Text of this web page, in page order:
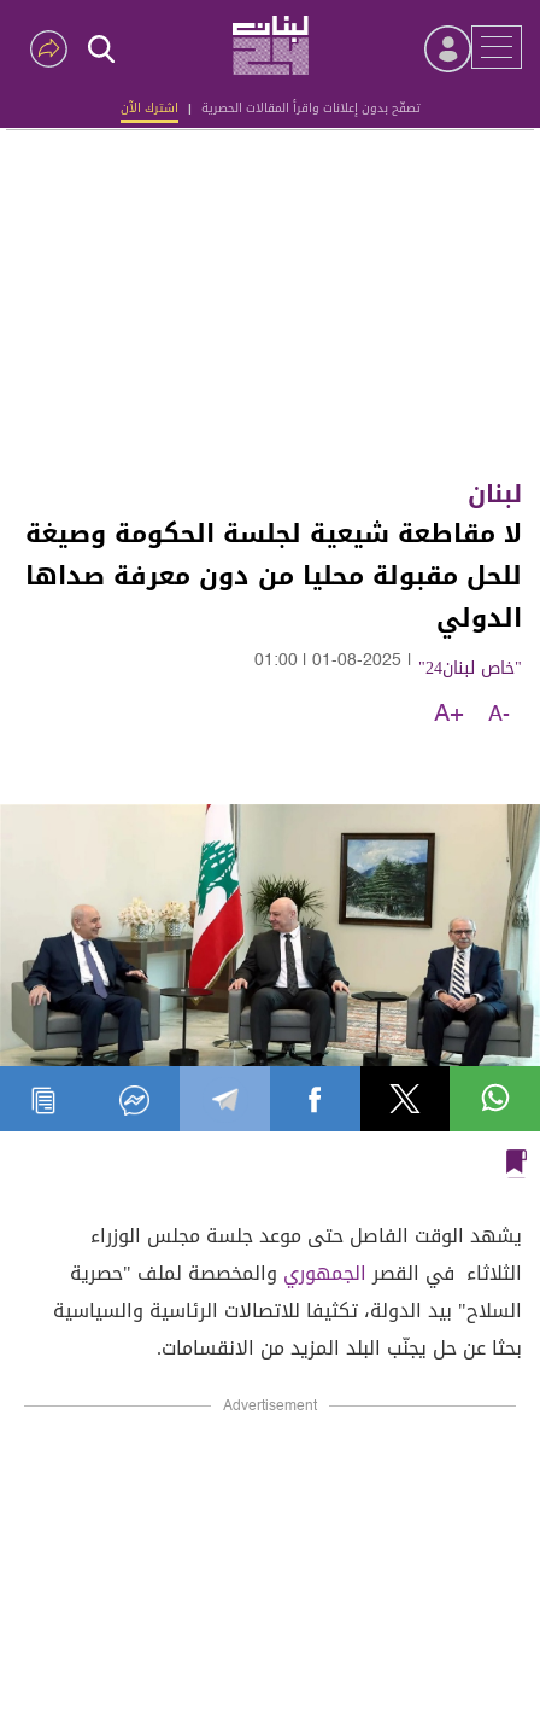
تصفّح بدون إعلانات واقرأ المقالات الحصرية | اشترك الآن
Advertisement
لبنان
لا مقاطعة شيعية لجلسة الحكومة وصيغة
للحل مقبولة محليا من دون معرفة صداها
الدولي
"خاص لبنان24" 01-08-2025
01:00
A-
A+
يشهد الوقت الفاصل حتى موعد جلسة مجلس الوزراء
الثلاثاء في القصرالجمهوري والمخصصة لملف "حصرية
السلاح" بيد الدولة، تكثيفا للاتصالات الرئاسية والسياسية
بحثا عن حل يجنّب البلد المزيد من الانقسامات.
Advertisement